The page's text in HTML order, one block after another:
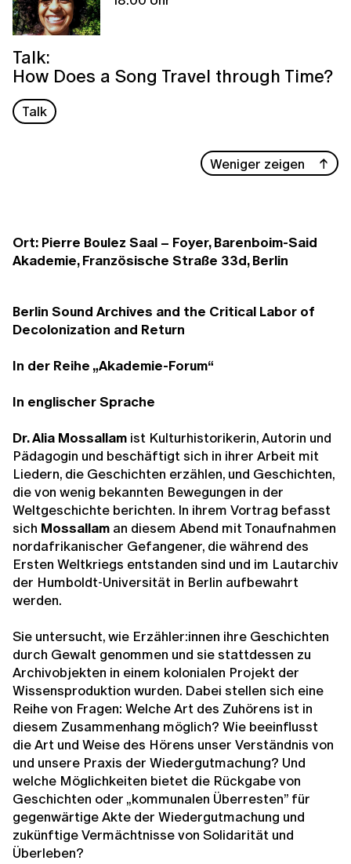
Talk:
How Does a Song Travel through Time?
Talk
Weniger zeigen
Ort: Pierre Boulez Saal – Foyer, Barenboim-Said
Akademie, Französische Straße 33d, Berlin
Berlin Sound Archives and the Critical Labor of
Decolonization and Return
In der Reihe „Akademie-Forum“
In englischer Sprache
Dr. Alia Mossallam ist Kulturhistorikerin, Autorin und
Pädagogin und beschäftigt sich in ihrer Arbeit mit
Liedern, die Geschichten erzählen, und Geschichten,
die von wenig bekannten Bewegungen in der
Weltgeschichte berichten. In ihrem Vortrag befasst
sich Mossallam an diesem Abend mit Tonaufnahmen
nordafrikanischer Gefangener, die während des
Ersten Weltkriegs entstanden sind und im Lautarchiv
der Humboldt-Universität in Berlin aufbewahrt
werden.
Sie untersucht, wie Erzähler:innen ihre Geschichten
durch Gewalt genommen und sie stattdessen zu
Archivobjekten in einem kolonialen Projekt der
Wissensproduktion wurden. Dabei stellen sich eine
Reihe von Fragen: Welche Art des Zuhörens ist in
diesem Zusammenhang möglich? Wie beeinflusst
die Art und Weise des Hörens unser Verständnis von
und unsere Praxis der Wiedergutmachung? Und
welche Möglichkeiten bietet die Rückgabe von
Geschichten oder „kommunalen Überresten” für
gegenwärtige Akte der Wiedergutmachung und
zukünftige Vermächtnisse von Solidarität und
Überleben?